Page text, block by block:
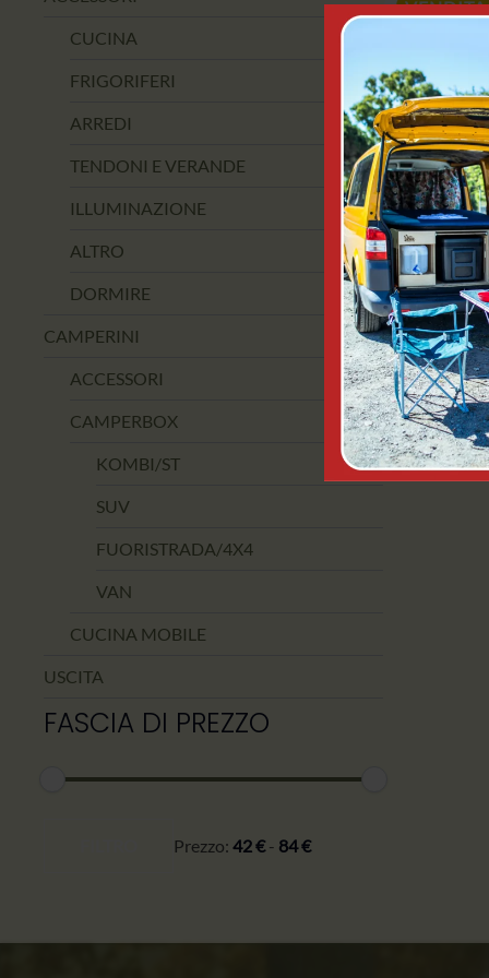
CUCINA
FRIGORIFERI
ARREDI
TENDONI E VERANDE
ILLUMINAZIONE
ALTRO
DORMIRE
CAMPERINI
ACCESSORI
CAMPERBOX
KOMBI/ST
SUV
FUORISTRADA/4X4
VAN
CUCINA MOBILE
USCITA
FASCIA DI PREZZO
Prezzo: 42 €- 84 €